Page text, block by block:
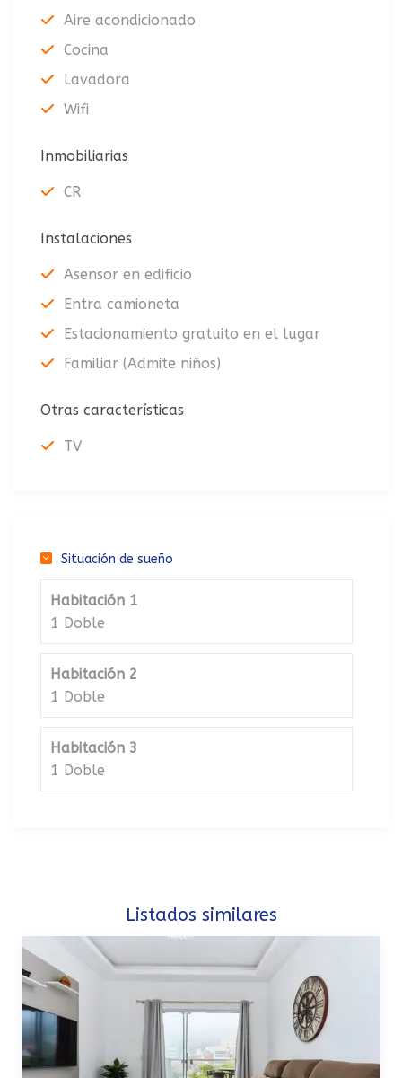
Aire acondicionado
Cocina
Lavadora
Wifi
Inmobiliarias
CR
Instalaciones
Asensor en edificio
Entra camioneta
Estacionamiento gratuito en el lugar
Familiar (Admite niños)
Otras características
TV
Situación de sueño
Habitación 1
1 Doble
Habitación 2
1 Doble
Habitación 3
1 Doble
Listados similares